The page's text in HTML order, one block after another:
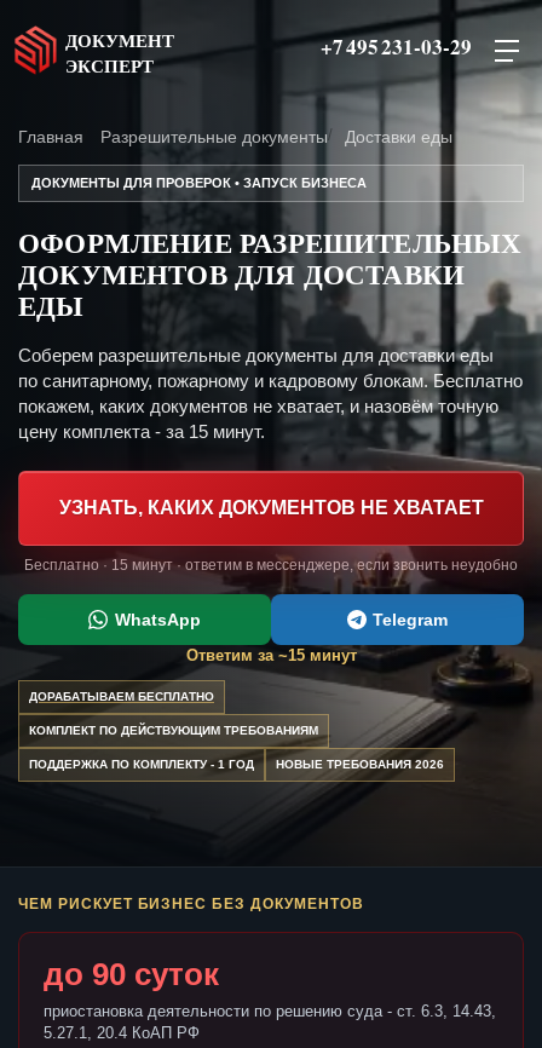
ДОКУМЕНТ
ЭКСПЕРТ
+7 495 231-03-29
Главная Разрешительные документы Доставки еды
ДОКУМЕНТЫ ДЛЯ ПРОВЕРОК • ЗАПУСК БИЗНЕСА
ОФОРМЛЕНИЕ РАЗРЕШИТЕЛЬНЫХ
ДОКУМЕНТОВ ДЛЯ ДОСТАВКИ
ЕДЫ
Соберем разрешительные документы для доставки еды
по санитарному, пожарному и кадровому блокам. Бесплатно
покажем, каких документов не хватает, и назовём точную
цену комплекта - за 15 минут.
УЗНАТЬ, КАКИХ ДОКУМЕНТОВ НЕ ХВАТАЕТ
Бесплатно · 15 минут · ответим в мессенджере, если звонить неудобно
WhatsApp Telegram
Ответим за ~15 минут
ДОРАБАТЫВАЕМ БЕСПЛАТНО
КОМПЛЕКТ ПО ДЕЙСТВУЮЩИМ ТРЕБОВАНИЯМ
ПОДДЕРЖКА ПО КОМПЛЕКТУ - 1 ГОД НОВЫЕ ТРЕБОВАНИЯ 2026
ЧЕМ РИСКУЕТ БИЗНЕС БЕЗ ДОКУМЕНТОВ
до 90 суток
приостановка деятельности по решению суда - ст. 6.3, 14.43,
5.27.1, 20.4 КоАП РФ